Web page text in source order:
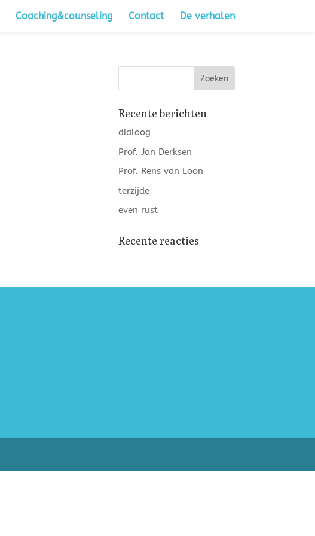
Coaching&counseling Contact De verhalen
Recente berichten
dialoog
Prof. Jan Derksen
Prof. Rens van Loon
terzijde
even rust
Recente reacties